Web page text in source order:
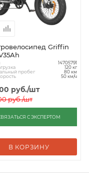
Griffin
14705791
120 кг
пробег 80 км
50 км/ч
руб./шт
руб./шт
С ЭКСПЕРТОМ
В КОРЗИНУ